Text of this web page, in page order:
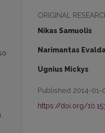
ORIGINAL
Nikas Samuolis
Narimantas
Ugnius Mickys
Published 2014-01-
https://doi.org/